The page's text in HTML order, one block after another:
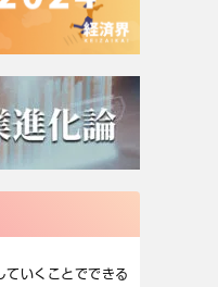
ていくことでできる